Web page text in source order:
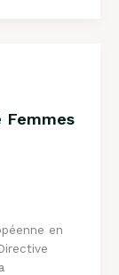
Femmes
en